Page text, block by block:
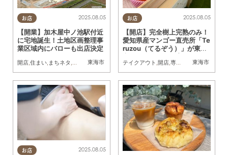
お店
東海市
2025.08.05
【開業】加木屋中ノ池駅付近
に宅地誕生！土地区画整理事
業区域内にバローも出店決定
開店,住まい, まちネタ ,家族
お店
東海市
2025.08.05
【開店】完全樹上完熟のみ！
愛知県産マンゴー直売所「Te
ruzou（てるぞう）」が東海
テイクアウト ,開店,専門店 まちネタ
お店 2025.08.05